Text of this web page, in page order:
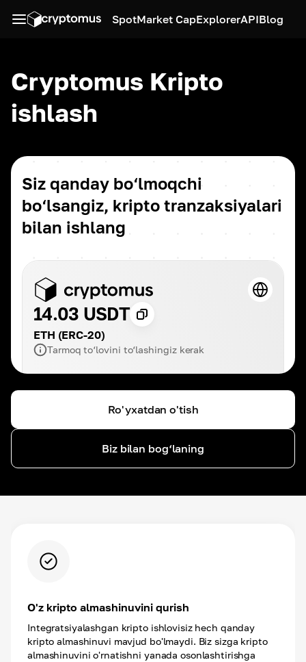
SpotMarket CapExplorerAPIBlog
Cryptomus Kripto
ishlash
Siz qanday bo‘lmoqchi
bo‘lsangiz, kripto tranzaksiyalari
bilan ishlang
14.03 USDT
ETH (ERC-20)
Tarmoq to‘lovini to‘lashingiz kerak
Ro'yxatdan o'tish
Biz bilan bog‘laning
O'z kripto almashinuvini qurish
Integratsiyalashgan kripto ishlovisiz hech qanday
kripto almashinuvi mavjud bo'lmaydi. Biz sizga kripto
almashinuvini o'rnatishni yanada osonlashtirishga